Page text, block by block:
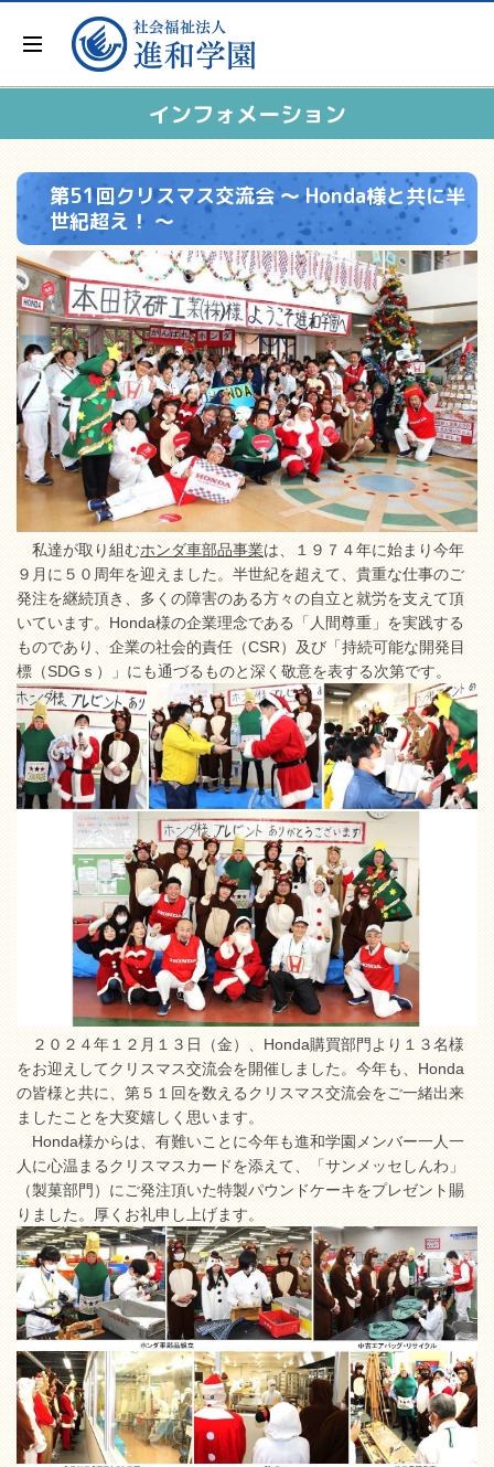
インフォメーション
第51回クリスマス交流会 ～ Honda様と共に半
世紀超え！ ～
私達が取り組むホンダ車部品事業は、１９７４年に始まり今年
９月に５０周年を迎えました。半世紀を超えて、貴重な仕事のご
発注を継続頂き、多くの障害のある方々の自立と就労を支えて頂
いています。Honda様の企業理念である「人間尊重」を実践する
ものであり、企業の社会的責任（CSR）及び「持続可能な開発目
標（SDGｓ）」にも通づるものと深く敬意を表する次第です。
２０２４年１２月１３日（金）、Honda購買部門より１３名様
をお迎えしてクリスマス交流会を開催しました。今年も、Honda
の皆様と共に、第５１回を数えるクリスマス交流会をご一緒出来
ましたことを大変嬉しく思います。
Honda様からは、有難いことに今年も進和学園メンバー一人一
人に心温まるクリスマスカードを添えて、「サンメッセしんわ」
（製菓部門）にご発注頂いた特製パウンドケーキをプレゼント賜
りました。厚くお礼申し上げます。